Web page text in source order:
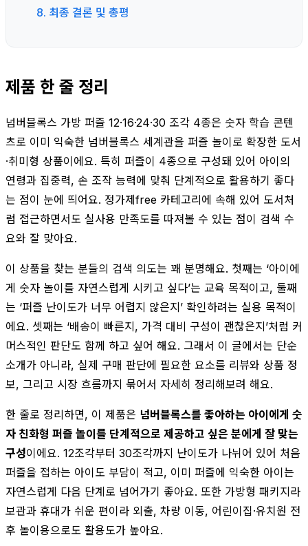
8. 최종 결론 및 총평
제품 한 줄 정리
넘버블록스 가방 퍼즐 12·16·24·30 조각 4종은 숫자 학습 콘텐
츠로 이미 익숙한 넘버블록스 세계관을 퍼즐 놀이로 확장한 도서
·취미형 상품이에요. 특히 퍼즐이 4종으로 구성돼 있어 아이의
연령과 집중력, 손 조작 능력에 맞춰 단계적으로 활용하기 좋다
는 점이 눈에 띄어요. 정가제free 카테고리에 속해 있어 도서처
럼 접근하면서도 실사용 만족도를 따져볼 수 있는 점이 검색 수
요와 잘 맞아요.
이 상품을 찾는 분들의 검색 의도는 꽤 분명해요. 첫째는 ‘아이에
게 숫자 놀이를 자연스럽게 시키고 싶다’는 교육 목적이고, 둘째
는 ‘퍼즐 난이도가 너무 어렵지 않은지’ 확인하려는 실용 목적이
에요. 셋째는 ‘배송이 빠른지, 가격 대비 구성이 괜찮은지’처럼 커
머스적인 판단도 함께 하고 싶어 해요. 그래서 이 글에서는 단순
소개가 아니라, 실제 구매 판단에 필요한 요소를 리뷰와 상품 정
보, 그리고 시장 흐름까지 묶어서 자세히 정리해보려 해요.
한 줄로 정리하면, 이 제품은 넘버블록스를 좋아하는 아이에게 숫
자 친화형 퍼즐 놀이를 단계적으로 제공하고 싶은 분에게 잘 맞는
구성이에요. 12조각부터 30조각까지 난이도가 나뉘어 있어 처음
퍼즐을 접하는 아이도 부담이 적고, 이미 퍼즐에 익숙한 아이는
자연스럽게 다음 단계로 넘어가기 좋아요. 또한 가방형 패키지라
보관과 휴대가 쉬운 편이라 외출, 차량 이동, 어린이집·유치원 전
후 놀이용으로도 활용도가 높아요.